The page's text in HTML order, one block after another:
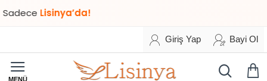
Lisinya’da!
Giriş Yap Bayi Ol